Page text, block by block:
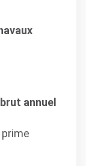
annuel